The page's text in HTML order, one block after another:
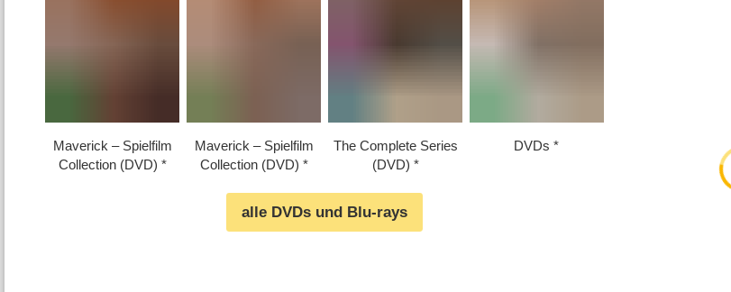
Maverick – Spielfilm
Collection (DVD)
Maverick – Spielfilm
Collection (DVD)
The Complete Series
(DVD)
DVDs
alle DVDs und Blu-rays